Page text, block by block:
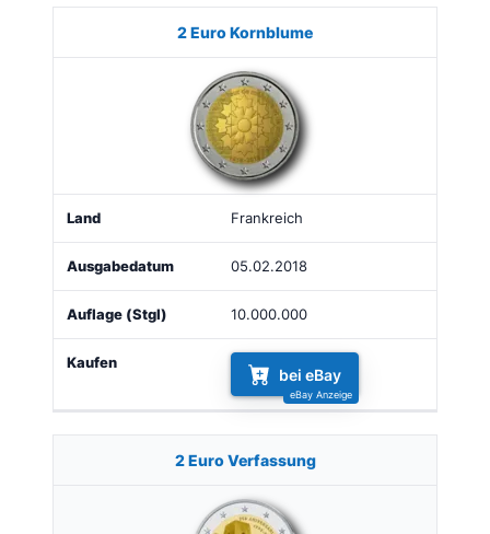
2 Euro Kornblume
Frankreich
05.02.2018
10.000.000
bei eBay
2 Euro Verfassung